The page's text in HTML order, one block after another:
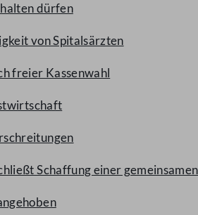
dürfen
von Spitalsärzten
freier Kassenwahl
Schaffung einer